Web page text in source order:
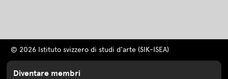
© 2026 Istituto svizzero di studi d'arte (SIK-ISEA)
Diventare membri